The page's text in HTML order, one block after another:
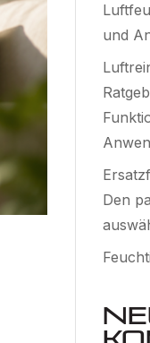
und
Den